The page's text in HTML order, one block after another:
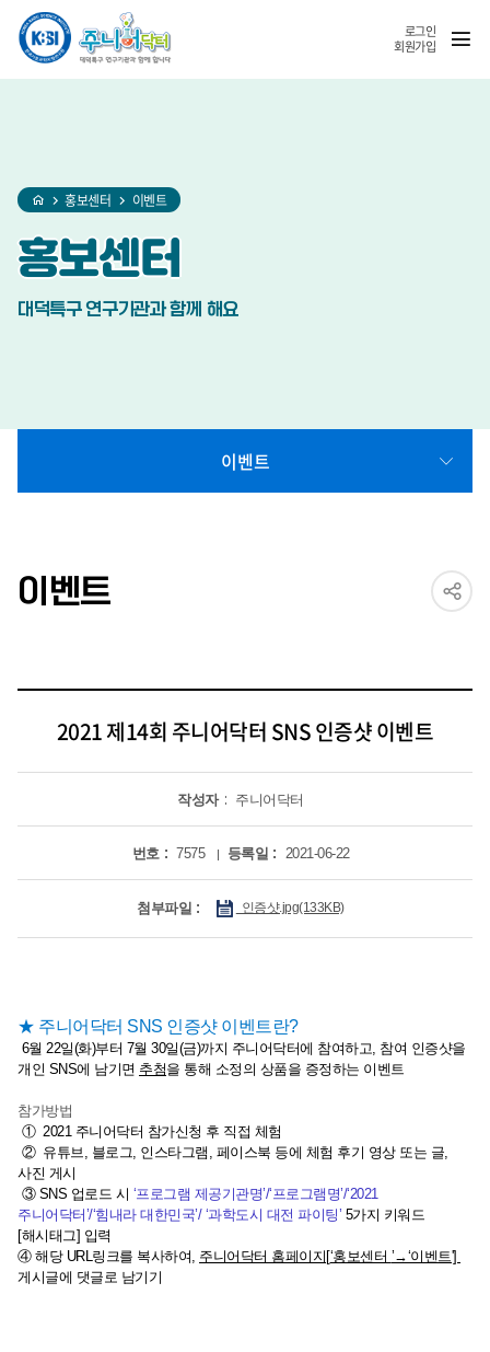
반복영역
건너뛰기
로그인
회원가입
홍보센터 이벤트
홍보센터
대덕특구 연구기관과 함께 해요
이벤트
이벤트
공유
2021 제14회 주니어닥터 SNS 인증샷 이벤트
작성자 주니어닥터
번호 7575 등록일 2021-06-22
첨부파일 인증샷.jpg(133KB)
★ 주니어닥터 SNS 인증샷 이벤트란?
6월 22일(화)부터 7월 30일(금)까지 주니어닥터에 참여하고, 참여 인증샷을
개인 SNS에 남기면 추첨을 통해 소정의 상품을 증정하는 이벤트
참가방법
① 2021 주니어닥터 참가신청 후 직접 체험
② 유튜브, 블로그, 인스타그램, 페이스북 등에 체험 후기 영상 또는 글,
사진 게시
③ SNS 업로드 시 ‘프로그램 제공기관명’/‘프로그램명’/‘2021
주니어닥터’/‘힘내라 대한민국’/ ‘과학도시 대전 파이팅’ 5가지 키워드
[해시태그] 입력
④ 해당 URL링크를 복사하여, 주니어닥터 홈페이지[‘홍보센터 ’→‘이벤트']
게시글에 댓글로 남기기